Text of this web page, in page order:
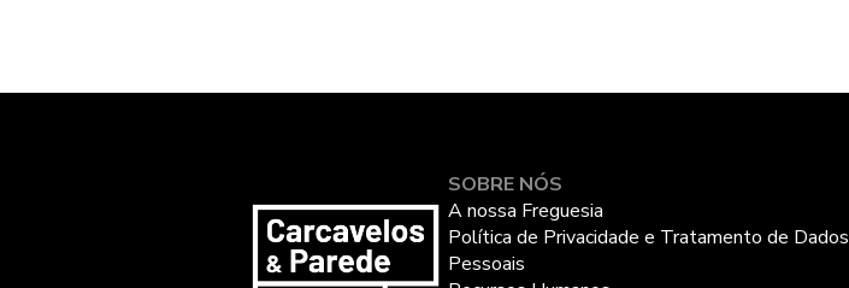
SOBRE NÓS
A nossa Freguesia
Política de Privacidade e Tratamento de Dados
Pessoais